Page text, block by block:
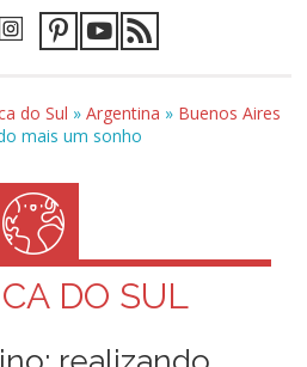
do Sul »Argentina » Buenos Aires
mais um sonho
DO SUL